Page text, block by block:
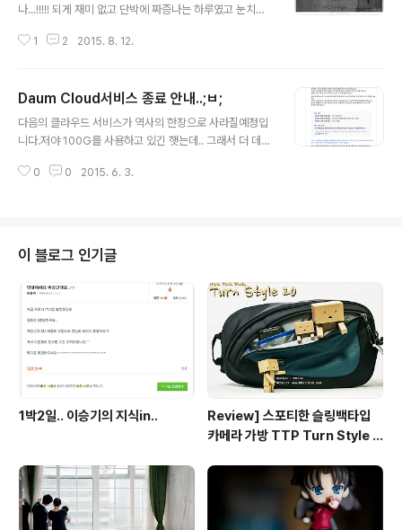
나...!!!!! 되게 재미 없고 단박에 짜증나는 하루였고 눈치밥
들께 감사 한 기분으로 하루를 보냈습니다. 이름도 모르고
1 2 2015. 8. 12.
Daum Cloud서비스 종료 안내..;ㅂ;
다음의 클라우드 서비스가 역사의 한장으로 사라질예정입
니다.저야 100G를 사용하고 있긴 햇는데.. 그래서 더 데미
다만.. 뜬금 없는 종료 공지에... 다음카카오의 "고심끝에 클
사업가는 아니니 불만을 가질 수는 없겠지요..하지만 꽤나
당황 스럽긴 합니다.전문은 이러합니다..;ㅂ; (클릭하시면
조금 더 깨끗하게 보실수 있습니다..쿨럭.)업로드는 7월 31
일까지이며, 이후 15년 말까지는 다운로드까지는 가능하
군요...;ㅂ; 100G의 용량을 어찌 다운을 받을지 고민 스럽
긴 합니다. ..
0 0 2015. 6. 3.
이 블로그 인기글
1박2일.. 이승기의 지식in..
Review] 스포티한 슬링백타입
카메라 가방 TTP Turn Style 2